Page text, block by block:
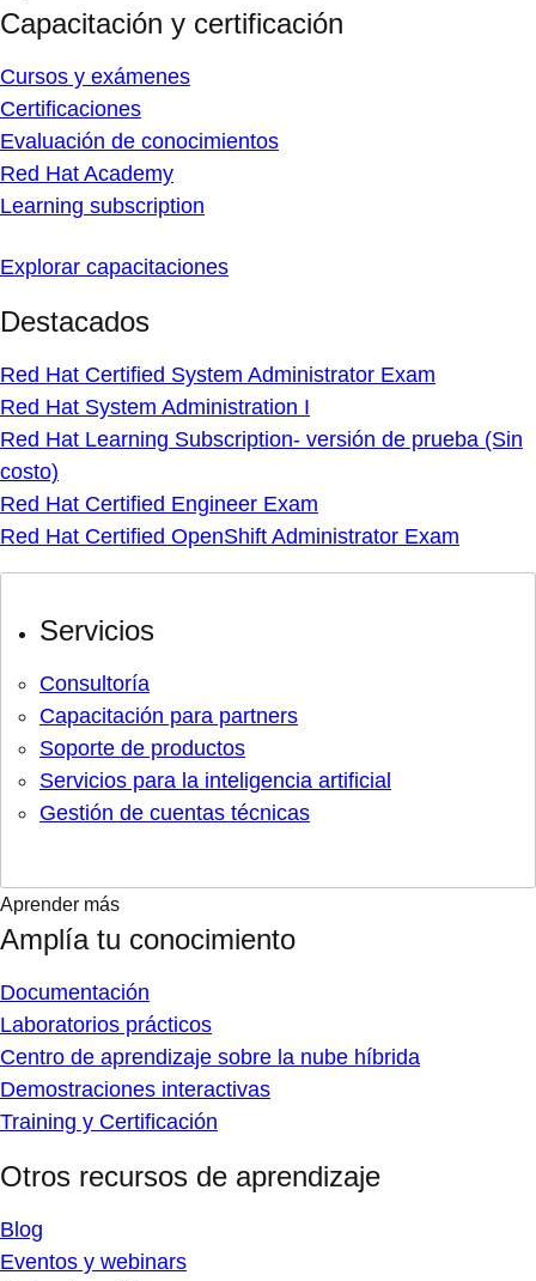
Capacitación y certificación
Cursos y exámenes
Certificaciones
Evaluación de conocimientos
Red Hat Academy
Learning subscription
Explorar capacitaciones
Destacados
Red Hat Certified System Administrator Exam
Red Hat System Administration I
Red Hat Learning Subscription- versión de prueba (Sin
costo)
Red Hat Certified Engineer Exam
Red Hat Certified OpenShift Administrator Exam
Servicios
Consultoría
Capacitación para partners
Soporte de productos
Servicios para la inteligencia artificial
Gestión de cuentas técnicas
Aprender más
Amplía tu conocimiento
Documentación
Laboratorios prácticos
Centro de aprendizaje sobre la nube híbrida
Demostraciones interactivas
Training y Certificación
Otros recursos de aprendizaje
Blog
Eventos y webinars